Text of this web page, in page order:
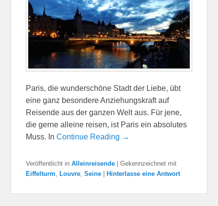
Paris, die wunderschöne Stadt der Liebe, übt
eine ganz besondere Anziehungskraft auf
Reisende aus der ganzen Welt aus. Für jene,
die gerne alleine reisen, ist Paris ein absolutes
Muss. InContinue Reading →
Veröffentlicht in Alleinreisende |Gekennzeichnet mit
Eiffelturm, Louvre,Seine Hinterlasse eine Antwort